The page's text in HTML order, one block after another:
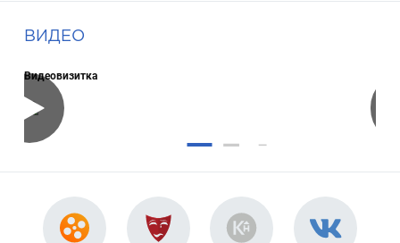
ВИДЕО
Видеовизитка